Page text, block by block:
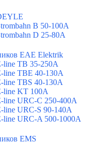
B 50-100A
D 25-80A
EAE Elektrik
TB 35-250A
TBE 40-130A
TBS 40-130A
KT 100A
URC-C 250-400A
URC-S 90-140A
URC-A 500-1000A
EMS